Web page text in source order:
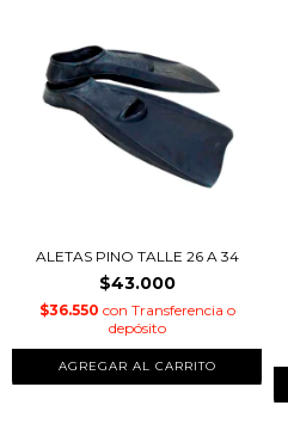
ALETAS PINO TALLE 26 A 34
$43.000
$36.550 con Transferencia o
depósito
AGREGAR AL CARRITO